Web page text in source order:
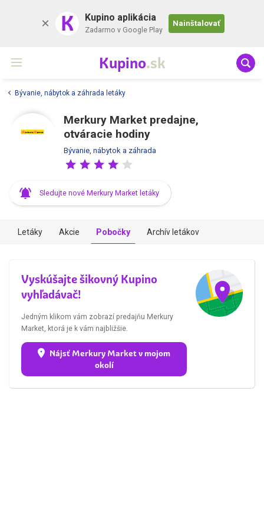
K Kupino aplikácia
Zadarmo v Google Play
Nainštalovať
Kupino.sk
Bývanie, nábytok a záhrada letáky
Merkury Market predajne,
otváracie hodiny
Bývanie, nábytok a záhrada
Sledujte nové Merkury Market letáky
Letáky Akcie Pobočky Archív letákov
Vyskúšajte šikovný Kupino
vyhľadávač!
Jedným klikom vám zobrazí predajňu Merkury
Market, ktorá je k vám najbližšie.
okolí